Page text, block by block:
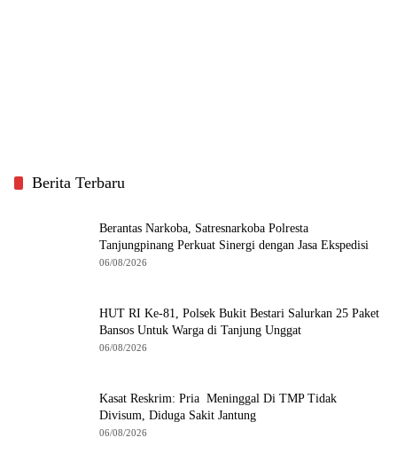
Berita Terbaru
Berantas Narkoba, Satresnarkoba Polresta
Tanjungpinang Perkuat Sinergi dengan Jasa Ekspedisi
06/08/2026
HUT RI Ke-81, Polsek Bukit Bestari Salurkan 25 Paket
Bansos Untuk Warga di Tanjung Unggat
06/08/2026
Kasat Reskrim: Pria Meninggal Di TMP Tidak
Divisum, Diduga Sakit Jantung
06/08/2026